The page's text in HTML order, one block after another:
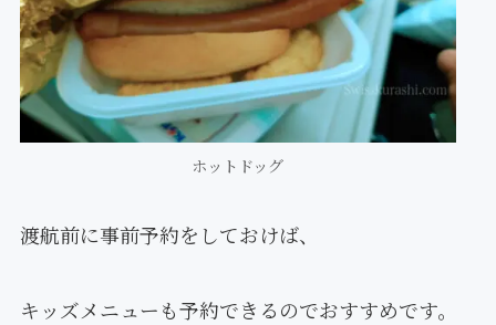
ホットドッグ
渡航前に事前予約をしておけば、
キッズメニューも予約できるのでおすすめです。